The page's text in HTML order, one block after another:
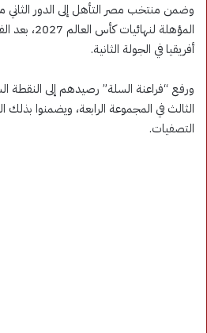
وضمن منتخب مصر التأهل إلى الدور الثاني
المؤهلة
أفريقيا في الجولة الثانية.
ورفع “فراعنة السلة” رصيدهم إلى النقطة
الثالث في المجموعة الرابعة، ويضمنوا بذلك
التصفيات.